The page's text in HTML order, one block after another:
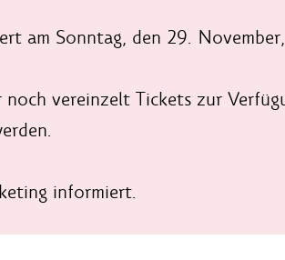
am Sonntag, den 29.
noch vereinzelt Tickets zur
informiert.